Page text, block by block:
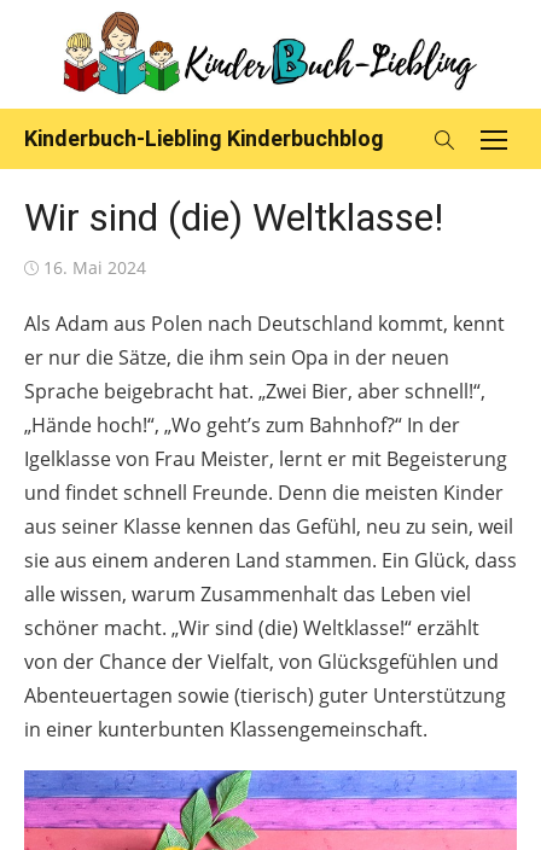
content
Kinderbuch-Liebling Kinderbuchblog
Wir sind (die) Weltklasse!
Posted
16. Mai 2024
Als Adam aus Polen nach Deutschland kommt, kennt
er nur die Sätze, die ihm sein Opa in der neuen
Sprache beigebracht hat. „Zwei Bier, aber schnell!“,
„Hände hoch!“, „Wo geht’s zum Bahnhof?“ In der
Igelklasse von Frau Meister, lernt er mit Begeisterung
und findet schnell Freunde. Denn die meisten Kinder
aus seiner Klasse kennen das Gefühl, neu zu sein, weil
sie aus einem anderen Land stammen. Ein Glück, dass
alle wissen, warum Zusammenhalt das Leben viel
schöner macht. „Wir sind (die) Weltklasse!“ erzählt
von der Chance der Vielfalt, von Glücksgefühlen und
Abenteuertagen sowie (tierisch) guter Unterstützung
in einer kunterbunten Klassengemeinschaft.